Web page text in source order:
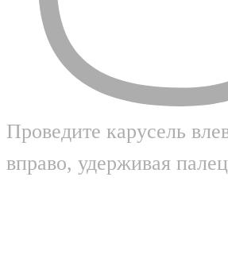
Проведите карусель
вправо, удерживая